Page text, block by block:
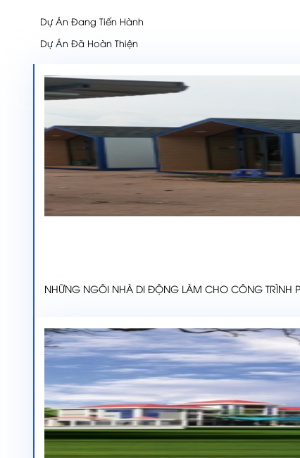
Dự Án Đang Tiến Hành
Dự Án Đã Hoàn Thiện
NHỮNG NGÔI NHÀ DI ĐỘNG LÀM CHO CÔNG